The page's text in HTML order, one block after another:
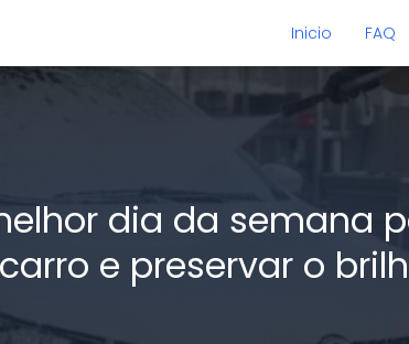
Inicio FAQ
dia da semana
e preservar o